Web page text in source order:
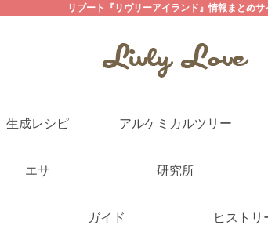
リブート『リヴリーアイランド』情報まとめサ
生成レシピ アルケミカルツリー
エサ 研究所
ガイド ヒストリ